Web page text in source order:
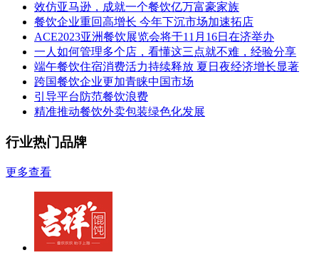
效仿亚马逊，成就一个餐饮亿万富豪家族
餐饮企业重回高增长 今年下沉市场加速拓店
ACE2023亚洲餐饮展览会将于11月16日在济举办
一人如何管理多个店，看懂这三点就不难，经验分享
端午餐饮住宿消费活力持续释放 夏日夜经济增长显著
跨国餐饮企业更加青睐中国市场
引导平台防范餐饮浪费
精准推动餐饮外卖包装绿色化发展
行业热门品牌
更多查看